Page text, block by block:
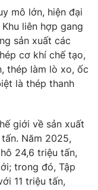
số 483/GP-BTTTT
Quốc Thắng,
932
mô lớn, hiện đại
liên hợp gang
sản xuất các
cơ khí chế tạo,
thép làm lò xo, ốc
là thép thanh
giới về sản xuất
Năm 2025,
24,6 triệu tấn,
trong đó, Tập
11 triệu tấn,